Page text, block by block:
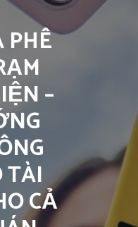
PHÊ
–
TÀI
CẢ